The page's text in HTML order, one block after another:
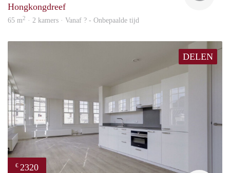
Hongkongdreef
65 m2 · 2 kamers · Vanaf ? - Onbepaalde tijd
DELEN
€ 2320